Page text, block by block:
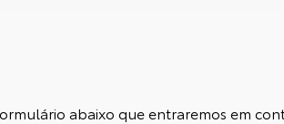
abaixo que entraremos em